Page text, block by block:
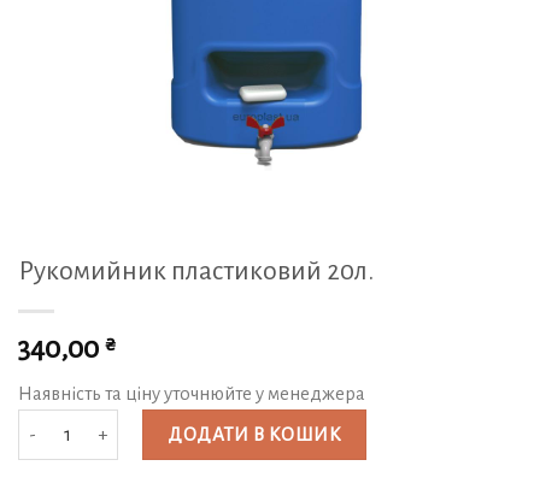
Рукомийник пластиковий 20л.
340,00 ₴
Наявність та ціну уточнюйте у менеджера
Рукомийник пластиковий 20л. кількість
ДОДАТИ В КОШИК